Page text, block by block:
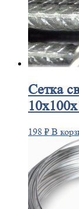
Сетка
198 ₽ В